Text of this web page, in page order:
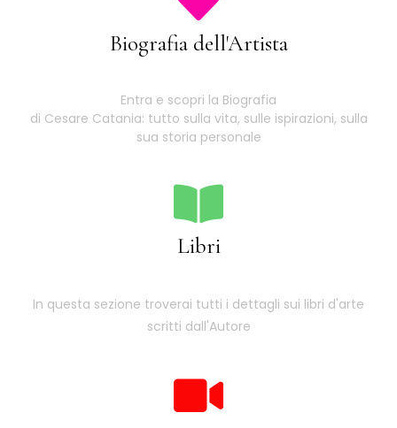
Biografia dell'Artista
Entra e scopri la Biografia
di Cesare Catania: tutto sulla vita, sulle ispirazioni, sulla
sua storia personale
Libri
In questa sezione troverai tutti i dettagli sui libri d'arte
scritti dall'Autore